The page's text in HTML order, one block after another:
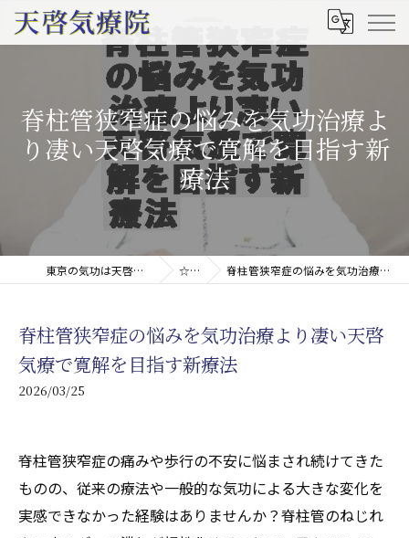
脊柱管狭窄症の悩みを気功治療よ
り凄い天啓気療で寛解を目指す新
療法
東京の気功は天啓気療院(天啓気功療法治療院) ☆コラム 脊柱管狭窄症の悩みを気功治療より凄い天啓気療で寛解を目指す新療法
脊柱管狭窄症の悩みを気功治療より凄い天啓
気療で寛解を目指す新療法
2026/03/25
脊柱管狭窄症の痛みや歩行の不安に悩まされ続けてきた
ものの、従来の療法や一般的な気功による大きな変化を
実感できなかった経験はありませんか？脊柱管のねじれ